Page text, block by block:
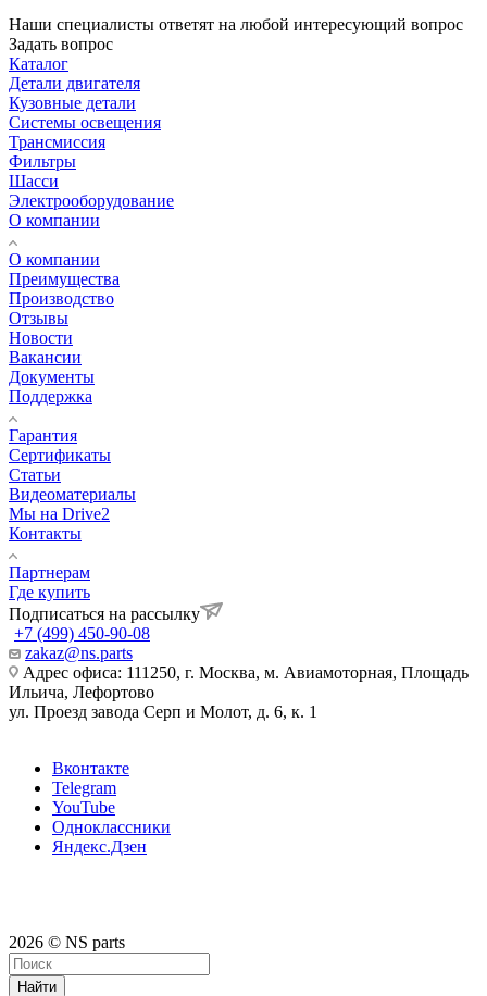
Наши специалисты ответят на любой интересующий вопрос
Задать вопрос
Каталог
Детали двигателя
Кузовные детали
Системы освещения
Трансмиссия
Фильтры
Шасси
Электрооборудование
О компании
О компании
Преимущества
Производство
Отзывы
Новости
Вакансии
Документы
Поддержка
Гарантия
Сертификаты
Статьи
Видеоматериалы
Мы на Drive2
Контакты
Партнерам
Где купить
Подписаться на рассылку
+7 (499) 450-90-08
zakaz@ns.parts
Адрес офиса: 111250, г. Москва, м. Авиамоторная, Площадь
Ильича, Лефортово
ул. Проезд завода Серп и Молот, д. 6, к. 1
Вконтакте
Telegram
YouTube
Одноклассники
Яндекс.Дзен
2026 © NS parts
Найти